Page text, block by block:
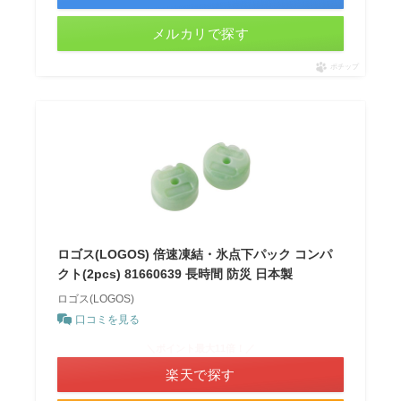
メルカリで探す
ポチップ
ロゴス(LOGOS) 倍速凍結・氷点下パック コンパ
クト(2pcs) 81660639 長時間 防災 日本製
ロゴス(LOGOS)
口コミを見る
楽天で探す